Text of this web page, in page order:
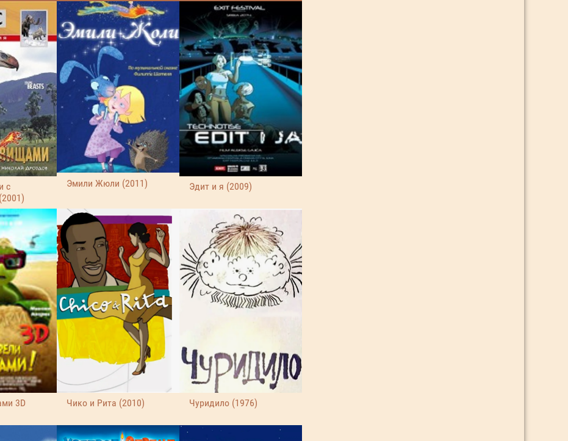
с
Эмили Жюли (2011) Эдит и я (2009)
3D
Чико и Рита (2010) Чуридило (1976)